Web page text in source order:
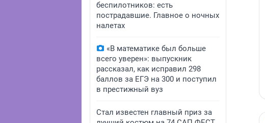
беспилотников: есть
пострадавшие. Главное о ночных
налетах
«В математике был больше
всего уверен»: выпускник
рассказал, как исправил 298
баллов за ЕГЭ на 300 и поступил
в престижный вуз
Стал известен главный приз за